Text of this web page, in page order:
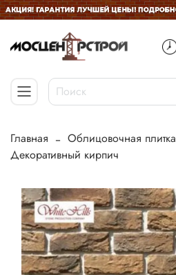
Главная
Облицовочная плитка
Декоративный кирпич